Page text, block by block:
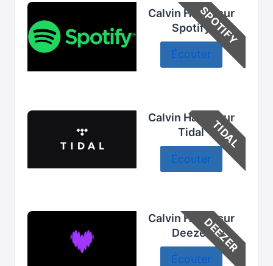
SPOTIFY
Calvin Harris sur
Spotify
Écouter
TIDAL
Calvin Harris sur
Tidal
Écouter
DEEZER
Calvin Harris sur
Deezer
Écouter